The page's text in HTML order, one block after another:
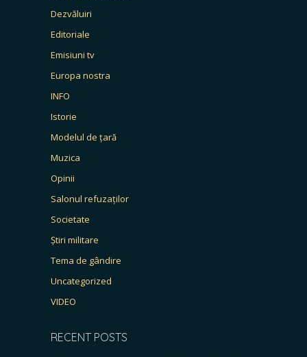
Dezvăluiri
Editoriale
Emisiuni tv
Europa nostra
INFO
Istorie
Modelul de țară
Muzica
Opinii
Salonul refuzaților
Societate
Știri militare
Tema de gândire
Uncategorized
VIDEO
RECENT POSTS